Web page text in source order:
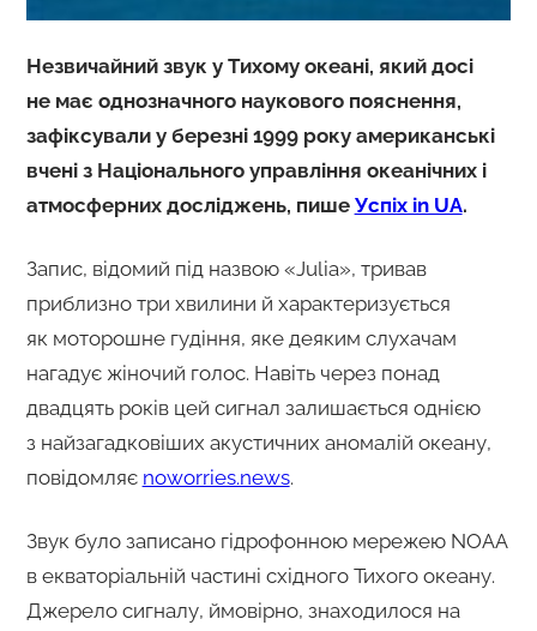
Незвичайний звук у Тихому океані, який досі
не має однозначного наукового пояснення,
зафіксували у березні 1999 року американські
вчені з Національного управління океанічних і
атмосферних досліджень, пише Успіх in UA.
Запис, відомий під назвою «Julia», тривав
приблизно три хвилини й характеризується
як моторошне гудіння, яке деяким слухачам
нагадує жіночий голос. Навіть через понад
двадцять років цей сигнал залишається однією
з найзагадковіших акустичних аномалій океану,
повідомляє noworries.news.
Звук було записано гідрофонною мережею NOAA
в екваторіальній частині східного Тихого океану.
Джерело сигналу, ймовірно, знаходилося на